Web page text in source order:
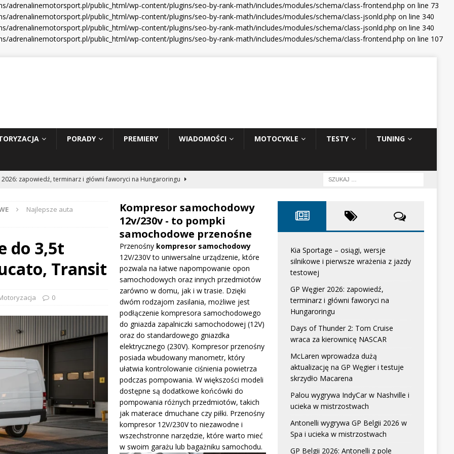
adrenalinemotorsport.pl/public_html/wp-content/plugins/seo-by-rank-math/includes/modules/schema/class-frontend.php on line 73
adrenalinemotorsport.pl/public_html/wp-content/plugins/seo-by-rank-math/includes/modules/schema/class-jsonld.php on line 340
adrenalinemotorsport.pl/public_html/wp-content/plugins/seo-by-rank-math/includes/modules/schema/class-jsonld.php on line 340
adrenalinemotorsport.pl/public_html/wp-content/plugins/seo-by-rank-math/includes/modules/schema/class-frontend.php on line 107
PORADY PREMIERY WIADOMOŚCI MOTOCYKLE TESTY TUNING
2026: zapowiedź, terminarz i główni faworyci na Hungaroringu
2: Tom Cruise wraca za kierownicę NASCAR
WIADOMOŚCI
dużą aktualizację na GP Węgier i testuje skrzydło Macarena
IndyCar w Nashville i ucieka w mistrzostwach
WIADOMOŚCI
– osiągi, wersje silnikowe i pierwsze wrażenia z jazdy testowej
Najlepsze auta
do 3,5t
Transit
0
Kompresor samochodowy
12v/230v - to pompki
samochodowe przenośne
Przenośny kompresor samochodowy
12V/230V to uniwersalne urządzenie, które
pozwala na łatwe napompowanie opon
samochodowych oraz innych przedmiotów
zarówno w domu, jak i w trasie. Dzięki
dwóm rodzajom zasilania, możliwe jest
podłączenie kompresora samochodowego
do gniazda zapalniczki samochodowej (12V)
oraz do standardowego gniazdka
elektrycznego (230V). Kompresor przenośny
posiada wbudowany manometr, który
ułatwia kontrolowanie ciśnienia powietrza
podczas pompowania. W większości modeli
dostępne są dodatkowe końcówki do
pompowania różnych przedmiotów, takich
jak materace dmuchane czy piłki. Przenośny
kompresor 12V/230V to niezawodne i
wszechstronne narzędzie, które warto mieć
w swoim garażu lub bagażniku samochodu.
Kia Sportage – osiągi, wersje
silnikowe i pierwsze wrażenia z jazdy
testowej
GP Węgier 2026: zapowiedź,
terminarz i główni faworyci na
Hungaroringu
Days of Thunder 2: Tom Cruise
wraca za kierownicę NASCAR
McLaren wprowadza dużą
aktualizację na GP Węgier i testuje
skrzydło Macarena
Palou wygrywa IndyCar w Nashville i
ucieka w mistrzostwach
Antonelli wygrywa GP Belgii 2026 w
Spa i ucieka w mistrzostwach
GP Belgii 2026: Antonelli z pole